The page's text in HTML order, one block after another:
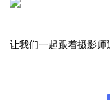
让我们一起跟着摄影师